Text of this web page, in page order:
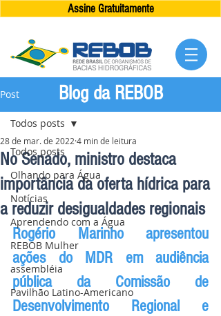
Assine Gratuitamente
Post
Todos posts
Olhando para Água
Notícias
Aprendendo com a Água
REBOB Mulher
assembléia
Pavilhão Latino-Americano
Todos posts
No Senado, ministro destaca
importância da oferta hídrica para
a reduzir desigualdades regionais
28 de mar. de 2022 4 min de leitura
Rogério Marinho apresentou
ações do MDR em audiência
pública da Comissão de
Desenvolvimento Regional e
Blog da REBOB